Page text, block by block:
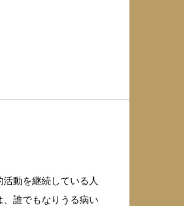
動を継続している人
誰でもなりうる病い